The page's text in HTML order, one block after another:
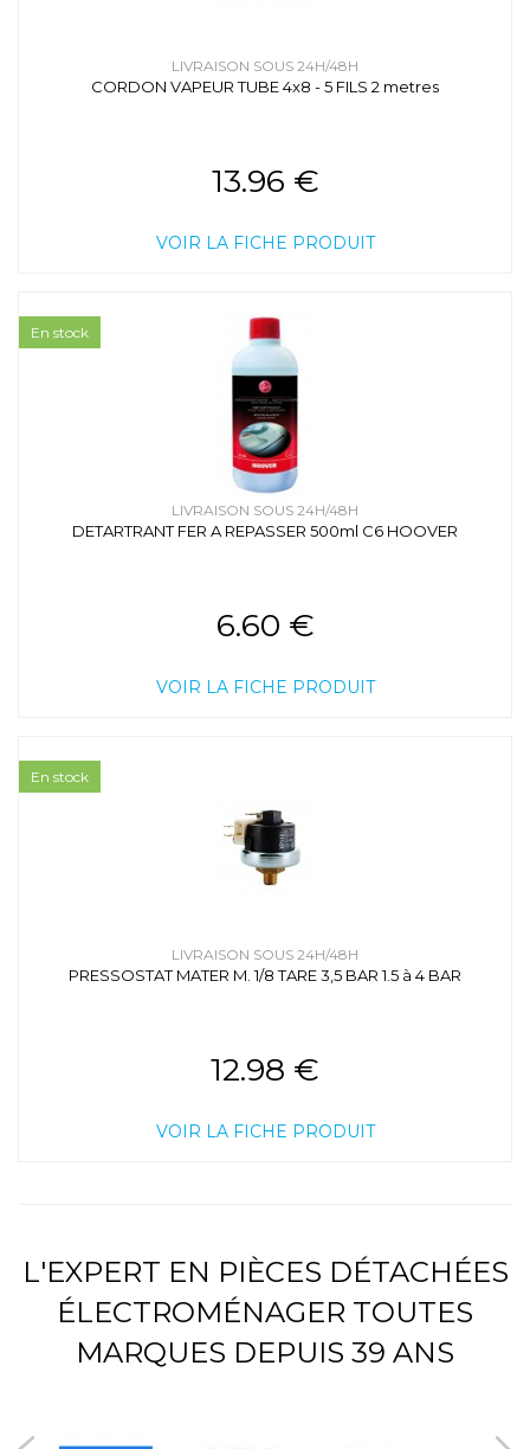
LIVRAISON SOUS 24H/48H
CORDON VAPEUR TUBE 4x8 - 5 FILS 2 metres
13.96 €
VOIR LA FICHE PRODUIT
LIVRAISON SOUS 24H/48H
DETARTRANT FER A REPASSER 500ml C6 HOOVER
6.60 €
VOIR LA FICHE PRODUIT
En stock
LIVRAISON SOUS 24H/48H
PRESSOSTAT MATER M. 1/8 TARE 3,5 BAR 1.5 à 4 BAR
12.98 €
VOIR LA FICHE PRODUIT
En stock
L'EXPERT EN PIÈCES DÉTACHÉES
ÉLECTROMÉNAGER TOUTES
MARQUES DEPUIS 39 ANS